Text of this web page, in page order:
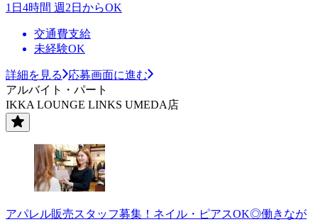
1日4時間 週2日からOK
交通費支給
未経験OK
詳細を見る
応募画面に進む
アルバイト・パート
IKKA LOUNGE LINKS UMEDA店
アパレル販売スタッフ募集！ネイル・ピアスOK◎働きなが